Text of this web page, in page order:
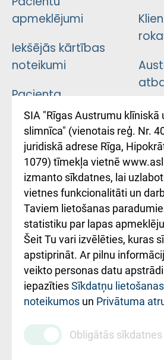
apmeklējumi
Iekšējās kārtības
noteikumi
Pacienta
atsauksmju/sūdzību
iesniegšanas
kārtība
Kā pie mums nokļūt
Rēķinu apmaksas
ceļvedis
Rekvizīti un
ārstniecības
iestādes kods
010000234
Maksas
pakalpojumu
SIA "Rīgas Austrumu klīniskā
slimnīca" (vienotais reģ. Nr.
juridiskā adrese Rīga,
1079) tīmekļa vietnē
izmanto sīkdatnes, lai
vietnes funkcionalitāti un
Taviem lietošanas
statistiku par lapas
Šeit Tu vari izvēlēties, kuras
apstiprināt. Ar pilnu
veikto personas datu
iepazītiesSīkdatņu lietošanas
noteikumos un Privātuma
Obligātās sīkdatnes